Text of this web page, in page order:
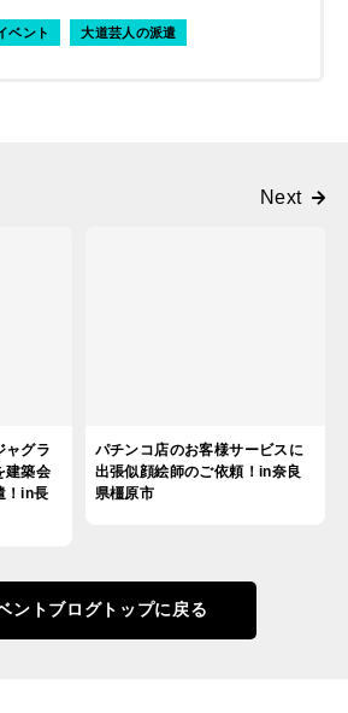
ベント 大道芸人の派遣
ャグラ
建築会
！in長
パチンコ店のお客様サービスに
出張似顔絵師のご依頼！in奈良
県橿原市
ントブログトップに戻る